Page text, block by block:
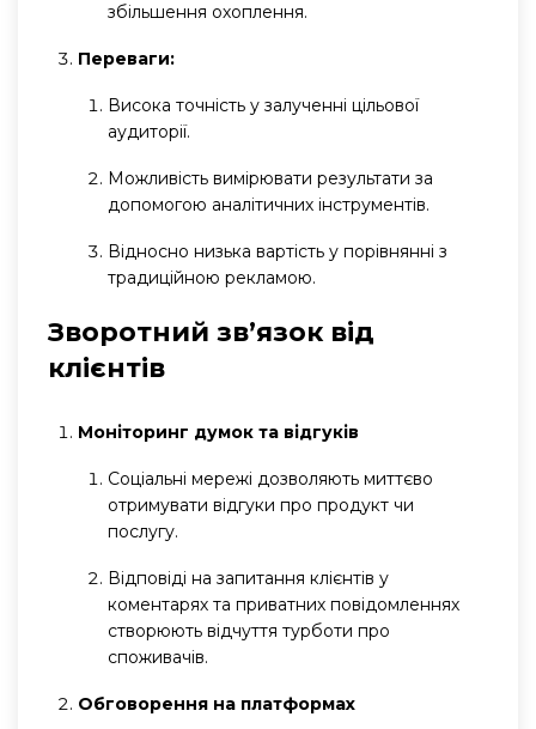
збільшення охоплення.
Переваги:
Висока точність у залученні цільової
аудиторії.
Можливість вимірювати результати за
допомогою аналітичних інструментів.
Відносно низька вартість у порівнянні з
традиційною рекламою.
Зворотний зв’язок від
клієнтів
Моніторинг думок та відгуків
Соціальні мережі дозволяють миттєво
отримувати відгуки про продукт чи
послугу.
Відповіді на запитання клієнтів у
коментарях та приватних повідомленнях
створюють відчуття турботи про
споживачів.
Обговорення на платформах